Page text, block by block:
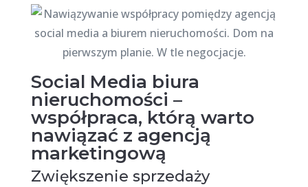
Social Media biura
nieruchomości –
współpraca, którą warto
nawiązać z agencją
marketingową
Zwiększenie sprzedaży